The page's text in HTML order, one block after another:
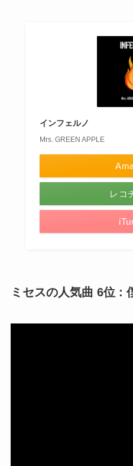
インフェルノ
Mrs. GREEN APPLE
レコ
ミセスの人気曲 6位 :